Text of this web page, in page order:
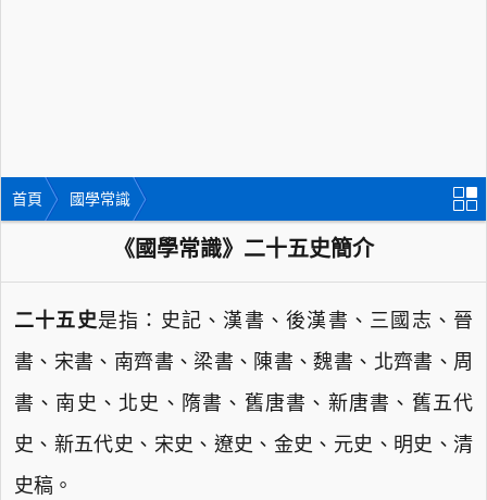
首頁 國學常識
《國學常識》二十五史簡介
二十五史是指：史記、漢書、後漢書、三國志、晉
書、宋書、南齊書、梁書、陳書、魏書、北齊書、周
書、南史、北史、隋書、舊唐書、新唐書、舊五代
史、新五代史、宋史、遼史、金史、元史、明史、清
史稿。